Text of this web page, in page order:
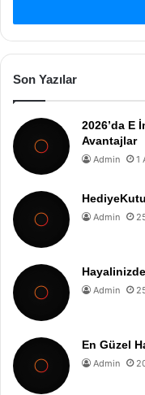
Son Yazılar
2026’da E
Avantajlar
Admin 1
Admin
Admin
En Güzel
Admin